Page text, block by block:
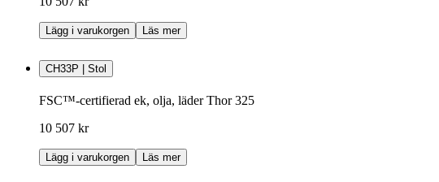
Lägg i varukorgen Läs mer
CH33P | Stol
FSC™-certifierad ek, olja, läder Thor 325
10 507 kr
Lägg i varukorgen Läs mer